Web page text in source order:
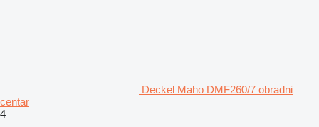
Deckel Maho DMF260/7 obradni
centar
4